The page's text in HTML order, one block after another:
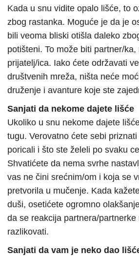
Kada u snu vidite opalo lišće, to
zbog rastanka. Moguće je da je
bili veoma bliski otišla daleko
potišteni. To može biti partner/ka,
prijatelj/ica. Iako ćete održavati
društvenih mreža, ništa neće
druženje i avanture koje ste
Sanjati da nekome dajete lišće
Ukoliko u snu nekome dajete
tugu. Verovatno ćete sebi
poricali i što ste želeli po svaku
Shvatićete da nema svrhe
vas ne čini srećnim/om i koja se
pretvorila u mučenje. Kada
duši, osetićete ogromno
da se reakcija partnera/partnerke
razlikovati.
Sanjati da vam je neko dao